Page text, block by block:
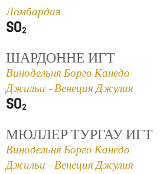
Ломбардия
ШАРДОННЕ ИГТ
Винодельня Борго Канедо
Джильи - Венеция Джулия
МЮЛЛЕР ТУРГАУ ИГТ
Винодельня Борго Канедо
Джильи - Венеция Джулия